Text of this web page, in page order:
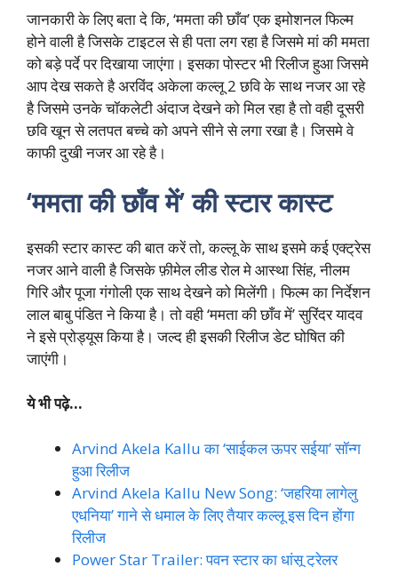
जानकारी के लिए बता दे कि, ‘ममता की छाँव’ एक इमोशनल फिल्म
होने वाली है जिसके टाइटल से ही पता लग रहा है जिसमे मां की ममता
को बड़े पर्दे पर दिखाया जाएंगा। इसका पोस्टर भी रिलीज हुआ जिसमे
आप देख सकते है अरविंद अकेला कल्लू 2 छवि के साथ नजर आ रहे
है जिसमे उनके चॉकलेटी अंदाज देखने को मिल रहा है तो वही दूसरी
छवि खून से लतपत बच्चे को अपने सीने से लगा रखा है। जिसमे वे
काफी दुखी नजर आ रहे है।
‘ममता की छाँव में’ की स्टार कास्ट
इसकी स्टार कास्ट की बात करें तो, कल्लू के साथ इसमे कई एक्ट्रेस
नजर आने वाली है जिसके फ़ीमेल लीड रोल मे आस्था सिंह, नीलम
गिरि और पूजा गंगोली एक साथ देखने को मिलेंगी। फिल्म का निर्देशन
लाल बाबु पंडित ने किया है। तो वही ‘ममता की छाँव में’ सुरिंदर यादव
ने इसे प्रोड्यूस किया है। जल्द ही इसकी रिलीज डेट घोषित की
जाएंगी।
ये भी पढ़े…
Arvind Akela Kallu का ‘साईकल ऊपर सईया’ सॉन्ग
हुआ रिलीज
Arvind Akela Kallu New Song: ‘जहरिया लागेलु
एधनिया’ गाने से धमाल के लिए तैयार कल्लू इस दिन होंगा
रिलीज
Power Star Trailer: पवन स्टार का धांसू ट्रेलर